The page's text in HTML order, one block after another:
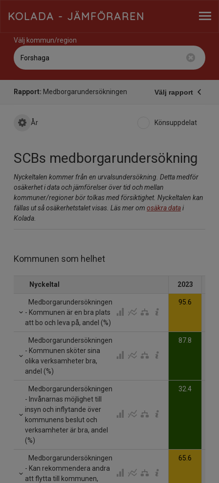
KOLADA - JÄMFÖRAREN
Välj kommun/region
Rapport: Medborgarundersökningen Välj rapport
År Könsuppdelat
SCBs medborgarundersökning
Nyckeltalen kommer från en urvalsundersökning. Detta medför
osäkerhet i data och jämförelser över tid och mellan
kommuner/regioner bör tolkas med försiktighet. Nyckeltalen kan
fällas ut så osäkerhetstalet visas. Läs mer om osäkra datai
Kolada.
Kommunen som helhet
Nyckeltal 2023
Medborgarundersökningen
- Kommunen är en bra plats
att bo och leva på, andel (%)
95.6
Medborgarundersökningen
- Kommunen sköter sina
olika verksamheter bra,
andel (%)
87.8
Medborgarundersökningen
- Invånarnas möjlighet till
insyn och inflytande över
kommunens beslut och
verksamheter är bra, andel
(%)
32.4
Medborgarundersökningen
- Kan rekommendera andra
att flytta till kommunen,
65.6